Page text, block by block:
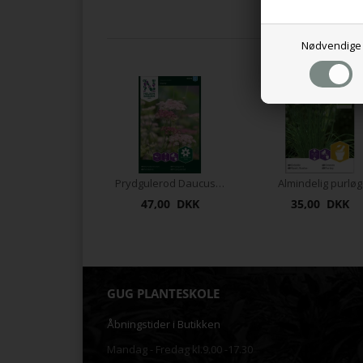
Nødvendige
Prydgulerod Daucus carota `Dara`
47,00 DKK
Almindelig purløg
35,00 DKK
GUG PLANTESKOLE
Åbningstider i Butikken
Mandag - Fredag kl.9.00 -17.30